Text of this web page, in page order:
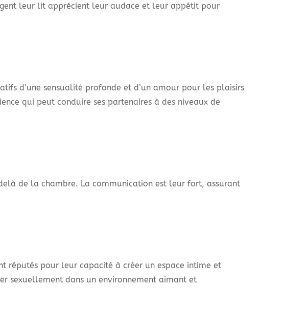
leur lit apprécient leur audace et leur appétit pour
d’une sensualité profonde et d’un amour pour les plaisirs
qui peut conduire ses partenaires à des niveaux de
de la chambre. La communication est leur fort, assurant
réputés pour leur capacité à créer un espace intime et
sexuellement dans un environnement aimant et